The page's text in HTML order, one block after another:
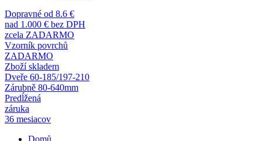
Dopravné od 8.6 €
nad 1.000 € bez DPH
zcela ZADARMO
Vzorník povrchů
ZADARMO
Zboží skladem
Dveře 60-185/197-210
Zárubně 80-640mm
Predĺžená
záruka
36 mesiacov
Domů